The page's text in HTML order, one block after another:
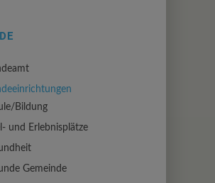
Bildung
und Erlebnisplätze
Gemeinde